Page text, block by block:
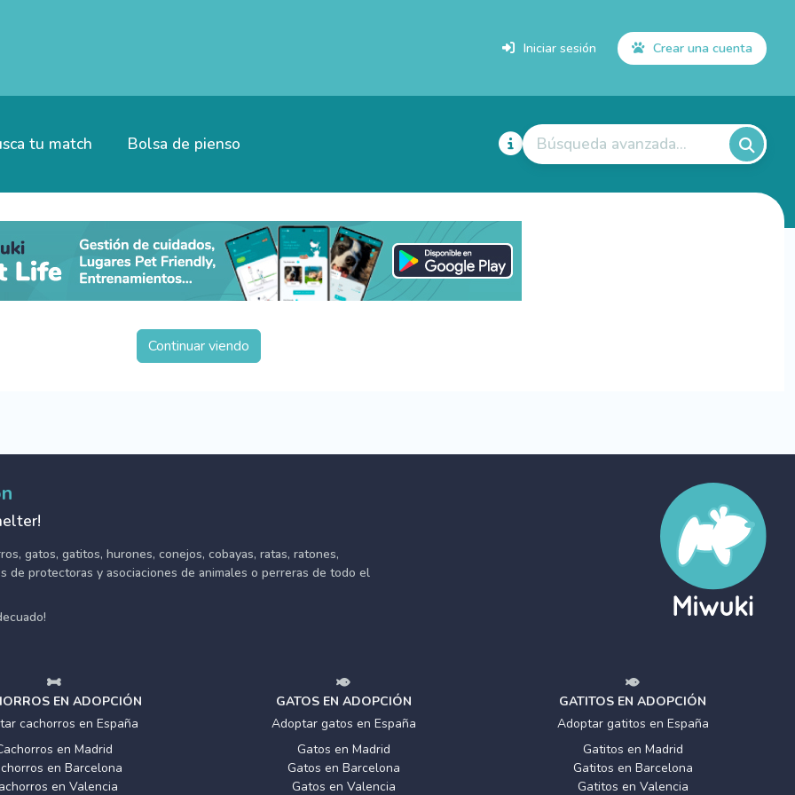
Iniciar sesión Crear una cuenta
tu match Bolsa de pienso Búsqueda avanzada...
Continuar viendo
gatos, gatitos, hurones, conejos, cobayas, ratas, ratones,
de protectoras y asociaciones de animales o perreras de todo el
EN ADOPCIÓN
cachorros en España
en Madrid
en Barcelona
en Valencia
GATOS EN ADOPCIÓN
Adoptar gatos en España
Gatos en Madrid
Gatos en Barcelona
Gatos en Valencia
GATITOS EN ADOPCIÓN
Adoptar gatitos en España
Gatitos en Madrid
Gatitos en Barcelona
Gatitos en Valencia